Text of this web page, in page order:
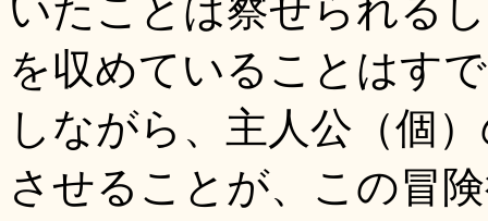
いたことは察せられる
を収めていることはす
しながら、主人公（個
させることが、この冒